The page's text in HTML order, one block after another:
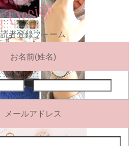
読者登録フォーム
お名前(姓名)
メールアドレス